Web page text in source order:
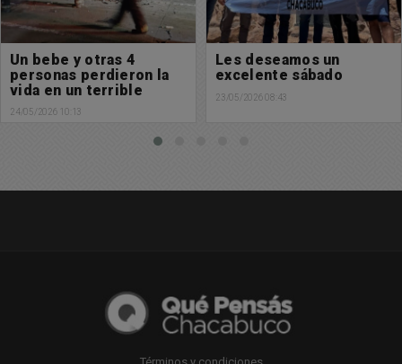
Les deseamos un
excelente sábado
23/05/2026 08:43
Accidente en Ruta 30 y
191
23/05/2026 08:12